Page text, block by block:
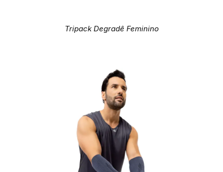
Tripack Degradê Feminino